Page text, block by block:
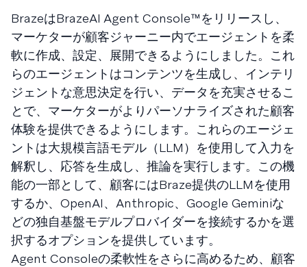
BrazeはBrazeAI Agent Console™をリリースし、
マーケターが顧客ジャーニー内でエージェントを柔
軟に作成、設定、展開できるようにしました。これ
らのエージェントはコンテンツを生成し、インテリ
ジェントな意思決定を行い、データを充実させるこ
とで、マーケターがよりパーソナライズされた顧客
体験を提供できるようにします。これらのエージェ
ントは大規模言語モデル（LLM）を使用して入力を
解釈し、応答を生成し、推論を実行します。この機
能の一部として、顧客にはBraze提供のLLMを使用
するか、OpenAI、Anthropic、Google Geminiな
どの独自基盤モデルプロバイダーを接続するかを選
択するオプションを提供しています。
Agent Consoleの柔軟性をさらに高めるため、顧客